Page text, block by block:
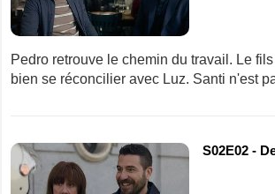
Pedro retrouve le chemin du travail. Le
bien se réconcilier avec Luz. Santi n'est
S02E02 -